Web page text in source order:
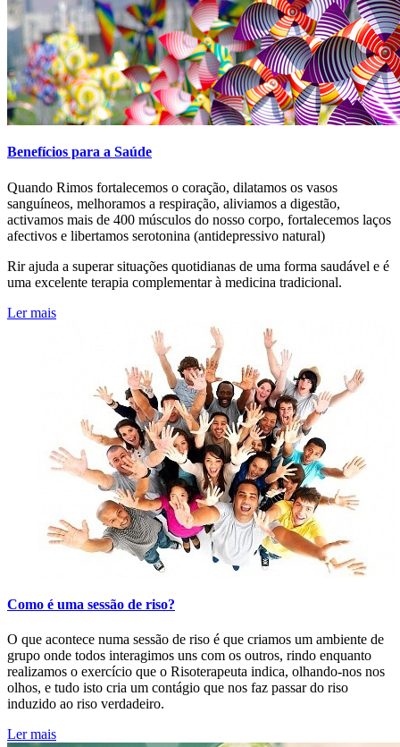
Benefícios para a Saúde
Quando Rimos fortalecemos o coração, dilatamos os vasos
sanguíneos, melhoramos a respiração, aliviamos a digestão,
activamos mais de 400 músculos do nosso corpo, fortalecemos laços
afectivos e libertamos serotonina (antidepressivo natural)
Rir ajuda a superar situações quotidianas de uma forma saudável e é
uma excelente terapia complementar à medicina tradicional.
Ler mais
Como é uma sessão de riso?
O que acontece numa sessão de riso é que criamos um ambiente de
grupo onde todos interagimos uns com os outros, rindo enquanto
realizamos o exercício que o Risoterapeuta indica, olhando-nos nos
olhos, e tudo isto cria um contágio que nos faz passar do riso
induzido ao riso verdadeiro.
Ler mais